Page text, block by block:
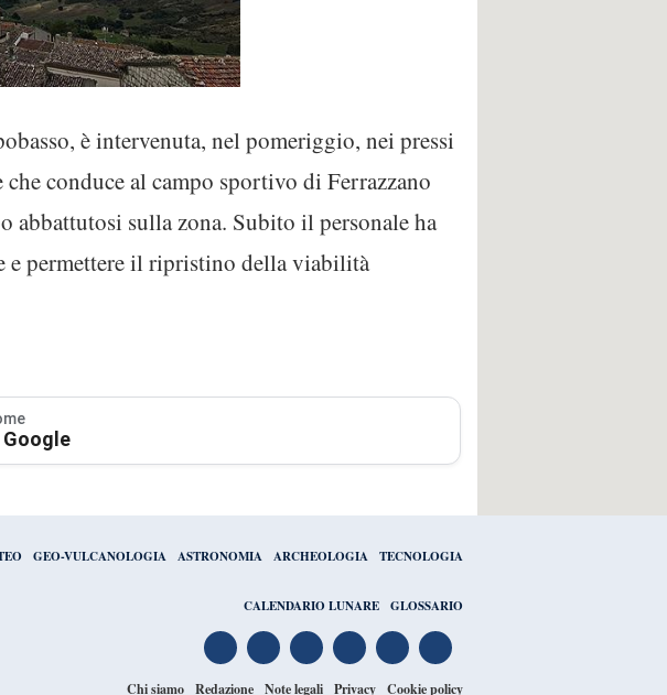
è intervenuta, nel pomeriggio, nei pressi
conduce al campo sportivo di Ferrazzano
abbattutosi sulla zona. Subito il personale ha
e permettere il ripristino della viabilità
GEO-VULCANOLOGIA ASTRONOMIA ARCHEOLOGIA TECNOLOGIA
CALENDARIO LUNARE GLOSSARIO
Chi siamo Redazione Note legali Privacy Cookie policy